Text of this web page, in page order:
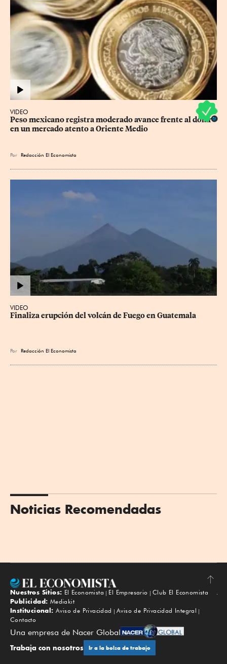
VIDEO
Peso mexicano registra moderado avance frente al dólar
en un mercado atento a Oriente Medio
Por Redacción El Economista
VIDEO
Finaliza erupción del volcán de Fuego en Guatemala
Por Redacción El Economista
Noticias Recomendadas
Subir
Nuestros Sitios: El Economista El Empresario
Club El Economista
Publicidad: Mediakit
Institucional: Aviso de Privacidad
Aviso de Privacidad Integral
Contacto
Una empresa de Nacer Global
Trabaja con nosotros Ir a la bolsa de trabajo